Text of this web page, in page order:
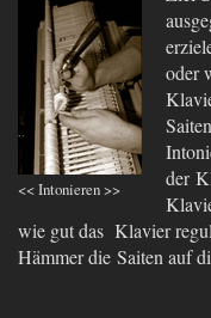
<< Intonieren >>
oder
der
wie gut das Klavier
Hämmer die Saiten auf